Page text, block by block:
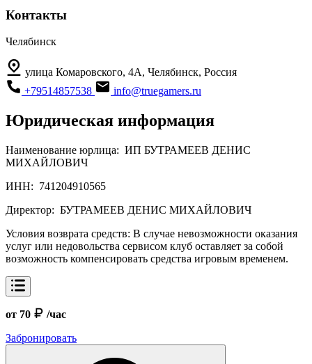
Контакты
Челябинск
улица Комаровского, 4А, Челябинск, Россия
+79514857538
info@truegamers.ru
Юридическая информация
Наименование юрлица: ИП БУТРАМЕЕВ ДЕНИС
МИХАЙЛОВИЧ
ИНН: 741204910565
Директор: БУТРАМЕЕВ ДЕНИС МИХАЙЛОВИЧ
Условия возврата средств: В случае невозможности оказания
услуг или недовольства сервисом клуб оставляет за собой
возможность компенсировать средства игровым временем.
от 70
/час
Забронировать